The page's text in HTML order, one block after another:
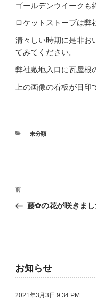
ゴールデンウイークも
ロケットストーブは弊
清々しい時期に是非お
てみてください。
弊社敷地入口に瓦屋根
上の画像の看板が目印
カ
未分類
稿
ー
シ
前
の
前
藤✿の花が咲きまし
お知らせ
2021年3月3日 9:34 PM